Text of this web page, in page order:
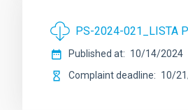
PS-2024-021_LISTA
Published at
10/14/2024
Complaint deadline
10/